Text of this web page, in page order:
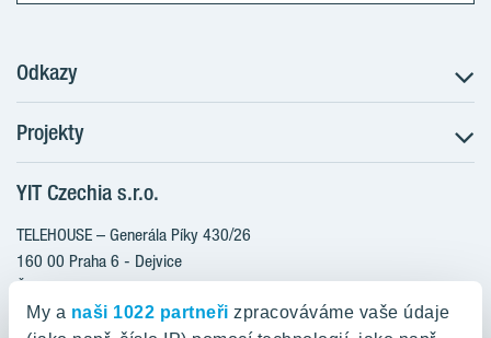
My a naši 1022 partneři zpracováváme vaše údaje
Odkazy
Postup koupě
Klientské změny
Aktuality
Blog
Kariéra
O nás
Projekty
RANTA Barrandov III
RANTA Barrandov IV
TOIVO Roztyly II
KALEVALA
YIT Czechia s.r.o.
TELEHOUSE – Generála Píky 430/26
160 00 Praha 6 - Dejvice
Česká republika